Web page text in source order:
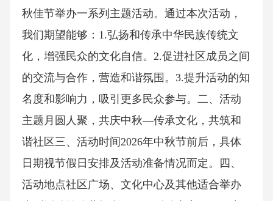
秋佳节举办一系列主题活动。通过本次活动，
我们期望能够：1.弘扬和传承中华民族传统文
化，增强民众的文化自信。2.促进社区成员之间
的交流与合作，营造和谐氛围。3.提升活动的知
名度和影响力，吸引更多民众参与。二、活动
主题月圆人聚，共庆中秋—传承文化，共筑和
谐社区三、活动时间2026年中秋节前后，具体
日期视节假日安排及活动准备情况而定。四、
活动地点社区广场、文化中心及其他适合举办